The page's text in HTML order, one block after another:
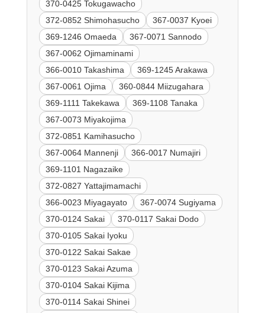
370-0425 Tokugawacho
372-0852 Shimohasucho
367-0037 Kyoei
369-1246 Omaeda
367-0071 Sannodo
367-0062 Ojimaminami
366-0010 Takashima
369-1245 Arakawa
367-0061 Ojima
360-0844 Miizugahara
369-1111 Takekawa
369-1108 Tanaka
367-0073 Miyakojima
372-0851 Kamihasucho
367-0064 Mannenji
366-0017 Numajiri
369-1101 Nagazaike
372-0827 Yattajimamachi
366-0023 Miyagayato
367-0074 Sugiyama
370-0124 Sakai
370-0117 Sakai Dodo
370-0105 Sakai Iyoku
370-0122 Sakai Sakae
370-0123 Sakai Azuma
370-0104 Sakai Kijima
370-0114 Sakai Shinei